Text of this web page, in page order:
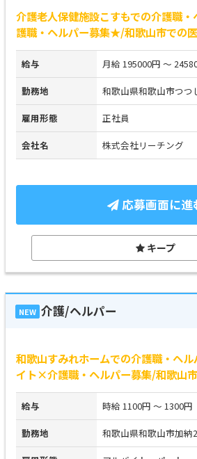
介護老人保健施設こすもでの介護職
護職・ヘルパー募集★/和歌山市での
給与 月給 195000円 ～
勤務地 和歌山県和歌山市つつ
雇用形態 正社員
会社名 株式会社リーチング
応募画面に進
キープ
NEW 介護/ヘルパー
和歌山すみれホームでの介護職・ヘ
イト×介護職・ヘルパー募集/和歌山
給与 時給 1100円 ～ 1300円
勤務地 和歌山県和歌山市加納